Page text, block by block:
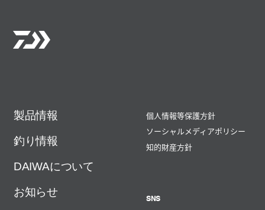
製品情報
釣り情報
DAIWAについて
お知らせ
個人情報等保護方針
ソーシャルメディアポリシー
知的財産方針
SNS